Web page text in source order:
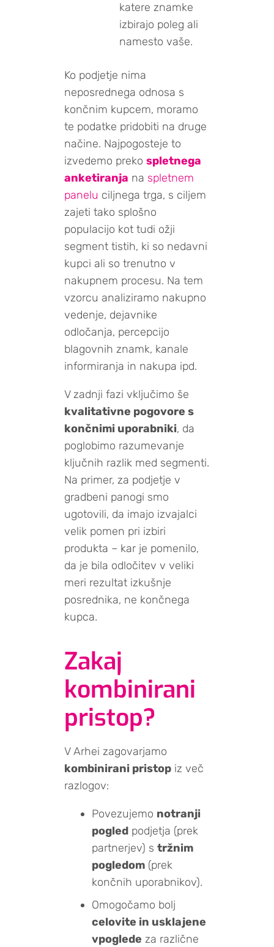
katere znamke
izbirajo poleg ali
namesto vaše.
Ko podjetje nima
neposrednega odnosa s
končnim kupcem, moramo
te podatke pridobiti na druge
načine. Najpogosteje to
izvedemo preko spletnega
anketiranja na spletnem
panelu ciljnega trga, s ciljem
zajeti tako splošno
populacijo kot tudi ožji
segment tistih, ki so nedavni
kupci ali so trenutno v
nakupnem procesu. Na tem
vzorcu analiziramo nakupno
vedenje, dejavnike
odločanja, percepcijo
blagovnih znamk, kanale
informiranja in nakupa ipd.
V zadnji fazi vključimo še
kvalitativne pogovore s
končnimi uporabniki, da
poglobimo razumevanje
ključnih razlik med segmenti.
Na primer, za podjetje v
gradbeni panogi smo
ugotovili, da imajo izvajalci
velik pomen pri izbiri
produkta – kar je pomenilo,
da je bila odločitev v veliki
meri rezultat izkušnje
posrednika, ne končnega
kupca.
Zakaj
kombinirani
pristop?
V Arhei zagovarjamo
kombinirani pristop iz več
razlogov:
Povezujemo notranji
pogled podjetja (prek
partnerjev) s tržnim
pogledom (prek
končnih uporabnikov).
Omogočamo bolj
celovite in usklajene
vpoglede za različne